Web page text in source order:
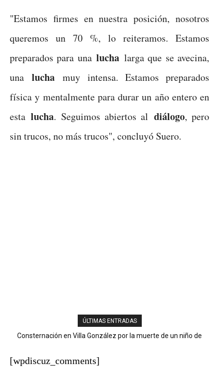
"Estamos firmes en nuestra posición, nosotros
queremos un 70 %, lo reiteramos. Estamos
preparados para unalucha larga que se avecina,
unalucha muy intensa. Estamos preparados
física y mentalmente para durar un año entero en
estalucha. Seguimos abiertos al diálogo, pero
sin trucos, no más trucos", concluyó Suero.
ÚLTIMAS ENTRADAS
Consternación en Villa González por la muerte de un niño de
Ministerio Público y DNCD desarticulan red de narcotráfico en
[wpdiscuz_comments]